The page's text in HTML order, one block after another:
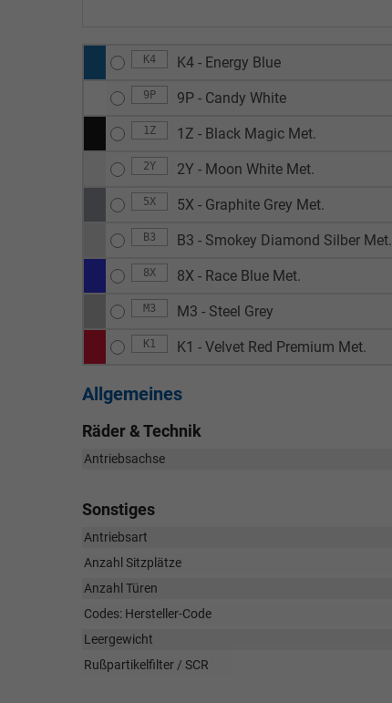
K4 K4 - Energy Blue
9P 9P - Candy White
1Z 1Z - Black Magic Met.
2Y 2Y - Moon White Met.
5X 5X - Graphite Grey Met.
B3 B3 - Smokey Diamond Silber Met.
8X 8X - Race Blue Met.
M3 M3 - Steel Grey
K1 K1 - Velvet Red Premium Met.
Allgemeines
Räder & Technik
Antriebsachse
Sonstiges
Antriebsart
Anzahl Sitzplätze
Anzahl Türen
Codes: Hersteller-Code
Leergewicht
Rußpartikelfilter / SCR